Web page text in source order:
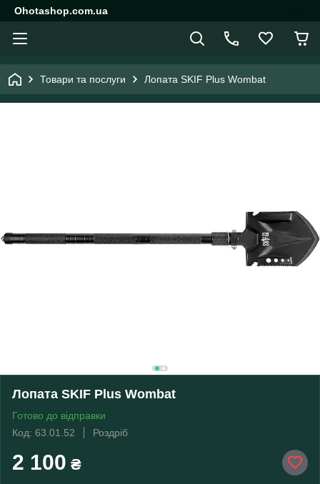
Ohotashop.com.ua
Товари та послуги Лопата SKIF Plus Wombat
Лопата SKIF Plus Wombat
Готово до відправки
Код: 63.01.52
Роздріб
2 100 ₴